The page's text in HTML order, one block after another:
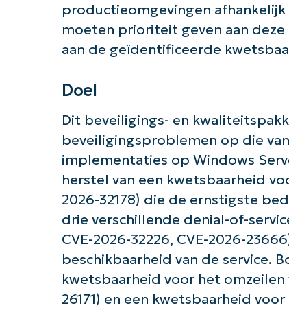
productieomgevingen afhankelijk
moeten prioriteit geven aan
aan de geïdentificeerde
Doel
Dit beveiligings- en
beveiligingsproblemen op die
implementaties op Windows
herstel van een kwetsbaarheid
2026-32178) die de ernstigste
drie verschillende denial-of-
CVE-2026-32226, CVE-2026-
beschikbaarheid van de service.
kwetsbaarheid voor het omzeilen
26171) en een kwetsbaarheid